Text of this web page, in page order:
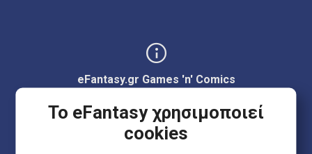
eFantasy.gr Games 'n' Comics
Θεσσαλονίκη 54623
Το eFantasy χρησιμοποιεί
cookies